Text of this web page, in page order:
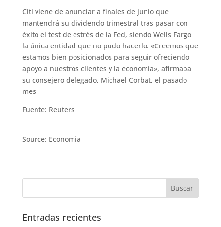
Citi viene de anunciar a finales de junio que
mantendrá su dividendo trimestral tras pasar con
éxito el test de estrés de la Fed, siendo Wells Fargo
la única entidad que no pudo hacerlo. «Creemos que
estamos bien posicionados para seguir ofreciendo
apoyo a nuestros clientes y la economía», afirmaba
su consejero delegado, Michael Corbat, el pasado
mes.
Fuente: Reuters
Source: Economia
Entradas recientes